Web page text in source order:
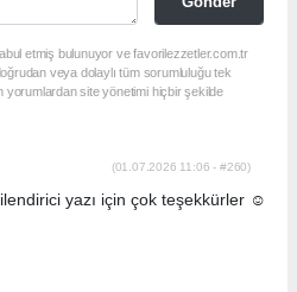
etmiş bulunuyor ve favorilezzetler.com.tr
veya dolaylı tüm sorumluluğu tek
yorumlardan site yönetimi hiçbir şekilde
(01.07.2026 11:06 - #260)
yazı için çok teşekkürler ☺️